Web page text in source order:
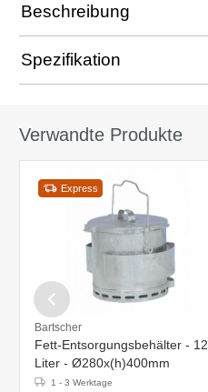
Beschreibung
Spezifikation
Verwandte Produkte
Express
Bartscher
Fett-Entsorgungsbehälter - 12
Liter - Ø280x(h)400mm
1 - 3 Werktage